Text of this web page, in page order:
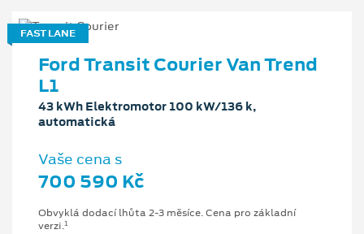
FAST LANE
Ford Transit Courier Van Trend
L1
43 kWh Elektromotor 100 kW/136 k,
automatická
Vaše cena s
700 590 Kč
Obvyklá dodací lhůta 2-3 měsíce. Cena pro základní
verzi.1